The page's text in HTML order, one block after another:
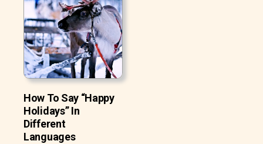
How To Say “Happy
Holidays” In
Different
Languages